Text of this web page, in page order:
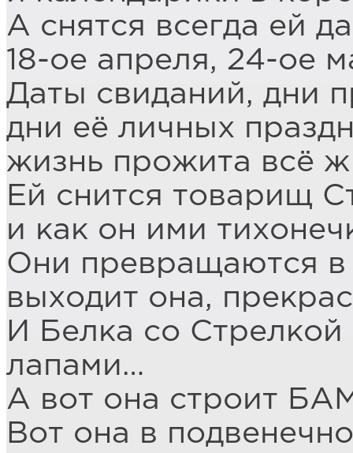
А снятся всегда ей
18-ое апреля, 24-ое
Даты свиданий, дни
дни её личных
жизнь прожита всё ж
Ей снится товарищ
и как он ими
Они превращаются в
выходит она,
И Белка со
лапами…
А вот она строит
Вот она в